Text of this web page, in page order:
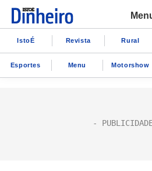
IstoÉ Revista Rural
Esportes Menu Motorshow